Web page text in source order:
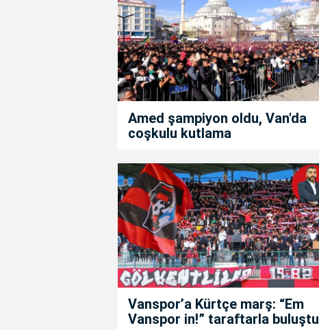
Amed şampiyon oldu, Van'da
coşkulu kutlama
Vanspor’a Kürtçe marş: “Em
Vanspor in!” taraftarla buluştu